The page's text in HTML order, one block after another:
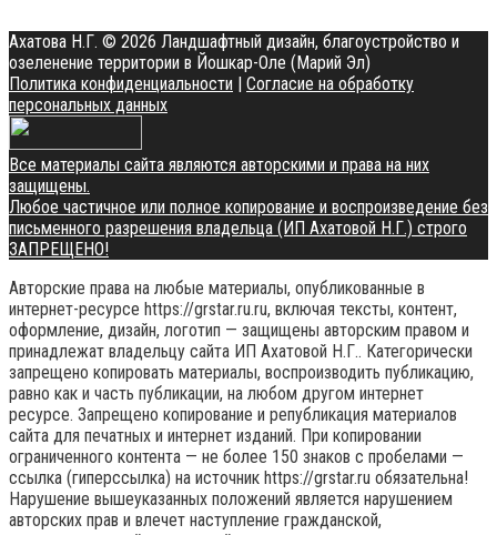
Ахатова Н.Г. © 2026 Ландшафтный дизайн, благоустройство и
озеленение территории в Йошкар-Оле (Марий Эл)
Политика конфиденциальности
Согласие на обработку
персональных данных
Все материалы сайта являются авторскими и права на них
защищены.
Любое частичное или полное копирование и воспроизведение без
письменного разрешения владельца (ИП Ахатовой Н.Г.) строго
ЗАПРЕЩЕНО!
Авторские права на любые материалы, опубликованные в
интернет-ресурсе https://grstar.ru.ru, включая тексты, контент,
оформление, дизайн, логотип — защищены авторским правом и
принадлежат владельцу сайта ИП Ахатовой Н.Г.. Категорически
запрещено копировать материалы, воспроизводить публикацию,
равно как и часть публикации, на любом другом интернет
ресурсе. Запрещено копирование и републикация материалов
сайта для печатных и интернет изданий. При копировании
ограниченного контента — не более 150 знаков с пробелами —
ссылка (гиперссылка) на источник https://grstar.ru обязательна!
Нарушение вышеуказанных положений является нарушением
авторских прав и влечет наступление гражданской,